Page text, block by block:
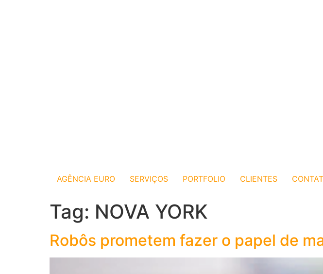
AGÊNCIA EURO SERVIÇOS PORTFOLIO CLIENTES
Tag: NOVA YORK
Robôs prometem fazer o papel de